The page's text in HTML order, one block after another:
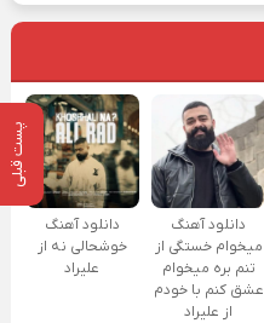
پست قبلی
دانلود آهنگ
میخوام خستگی از
تنم بره میخوام
عشق کنم با خودم
از علیراد
دانلود آهنگ
خوشحالی نه از
علیراد